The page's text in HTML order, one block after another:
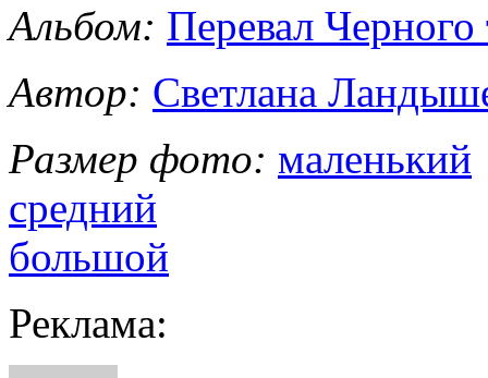
Альбом: Перевал Черного
Автор: Светлана
Размер фото: маленький
средний
большой
Реклама: